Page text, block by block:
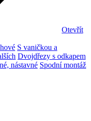
Otevřít
S vaničkou a
Dvojdřezy s odkapem
nástavné Spodní montáž